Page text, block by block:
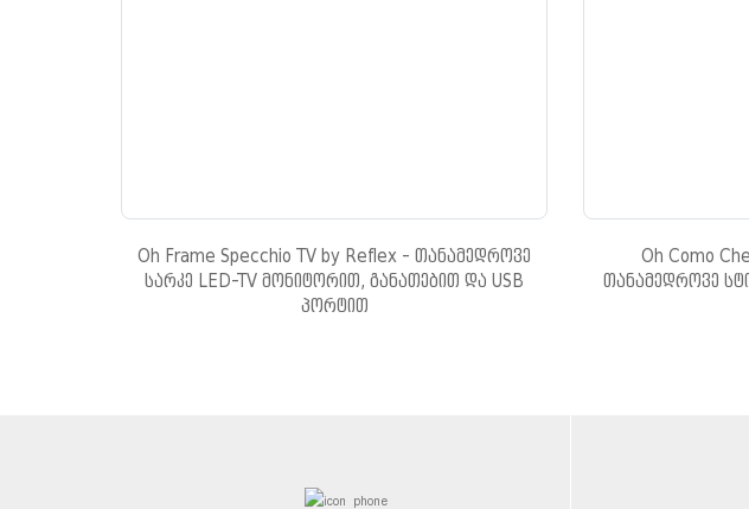
Oh Frame Specchio TV by Reflex - თანამედროვე
სარკე LED-TV მონიტორით, განათებით და USB
პორტით
Oh Como
თანამედროვე